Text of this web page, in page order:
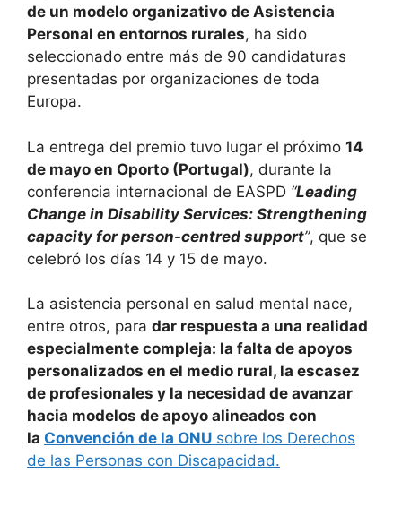
de un modelo organizativo de Asistencia
Personal en entornos rurales, ha sido
seleccionado entre más de 90 candidaturas
presentadas por organizaciones de toda
Europa.
La entrega del premio tuvo lugar el próximo 14
de mayo en Oporto (Portugal), durante la
conferencia internacional de EASPD “Leading
Change in Disability Services: Strengthening
capacity for person-centred support”, que se
celebró los días 14 y 15 de mayo.
La asistencia personal en salud mental nace,
entre otros, para dar respuesta a una realidad
especialmente compleja: la falta de apoyos
personalizados en el medio rural, la escasez
de profesionales y la necesidad de avanzar
hacia modelos de apoyo alineados con
la Convención de la ONU sobre los Derechos
de las Personas con Discapacidad.